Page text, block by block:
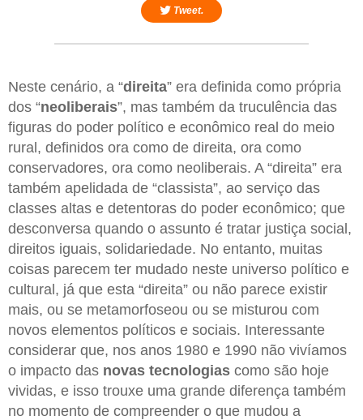
Tweet.
Neste cenário, a “direita” era definida como própria
dos “neoliberais”, mas também da truculência das
figuras do poder político e econômico real do meio
rural, definidos ora como de direita, ora como
conservadores, ora como neoliberais. A “direita” era
também apelidada de “classista”, ao serviço das
classes altas e detentoras do poder econômico; que
desconversa quando o assunto é tratar justiça social,
direitos iguais, solidariedade. No entanto, muitas
coisas parecem ter mudado neste universo político e
cultural, já que esta “direita” ou não parece existir
mais, ou se metamorfoseou ou se misturou com
novos elementos políticos e sociais. Interessante
considerar que, nos anos 1980 e 1990 não vivíamos
o impacto das novas tecnologias como são hoje
vividas, e isso trouxe uma grande diferença também
no momento de compreender o que mudou a